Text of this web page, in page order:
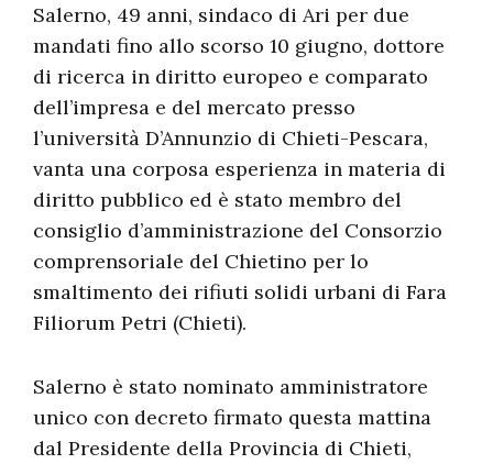
Salerno, 49 anni, sindaco di Ari per due
mandati fino allo scorso 10 giugno, dottore
di ricerca in diritto europeo e comparato
dell’impresa e del mercato presso
l’università D’Annunzio di Chieti-Pescara,
vanta una corposa esperienza in materia di
diritto pubblico ed è stato membro del
consiglio d’amministrazione del Consorzio
comprensoriale del Chietino per lo
smaltimento dei rifiuti solidi urbani di Fara
Filiorum Petri (Chieti).
Salerno è stato nominato amministratore
unico con decreto firmato questa mattina
dal Presidente della Provincia di Chieti,